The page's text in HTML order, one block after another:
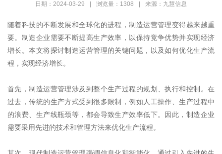
日期：2024-03-29 浏览量：1308 来源：九慧信息
随着科技的不断发展和全球化的进程，制造运营管理变得越来越重
要。制造企业需要不断提高生产效率，以保持竞争优势并实现经济
增长。本文将探讨制造运营管理的关键问题，以及如何优化生产流
程，实现经济增长。
首先，制造运营管理涉及到整个生产过程的规划、执行和控制。在
过去，传统的生产方式受到很多限制，例如人工操作、生产过程中
的浪费、生产线瓶颈等，都会导致生产效率低下。因此，制造企业
需要采用先进的技术和管理方法来优化生产流程。